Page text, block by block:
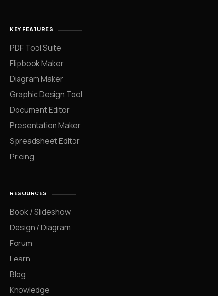
KEY FEATURES
PDF Tool Suite
Flipbook Maker
Diagram Maker
Graphic Design Tool
Document Editor
Presentation Maker
Spreadsheet Editor
Pricing
RESOURCES
Book / Slideshow
Design / Diagram
Forum
Learn
Blog
Knowledge